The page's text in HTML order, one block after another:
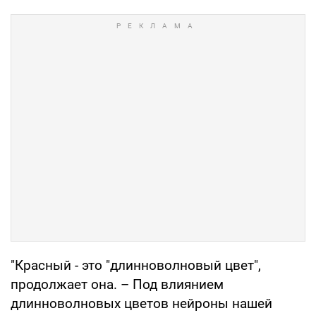
"Красный - это "длинноволновый цвет",
продолжает она. – Под влиянием
длинноволновых цветов нейроны нашей